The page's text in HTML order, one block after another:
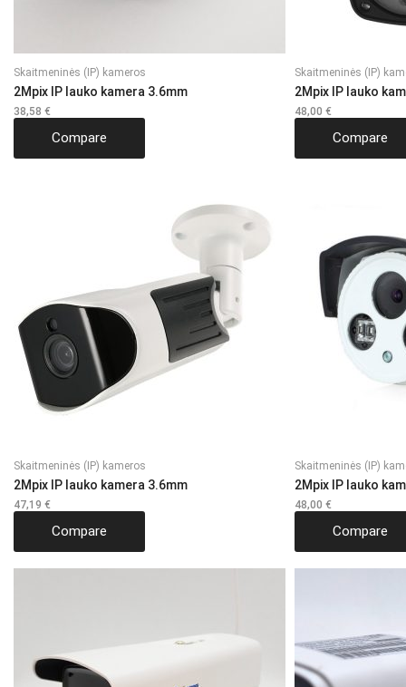
Skaitmeninės (IP) kameros
2Mpix IP lauko kamera 3.6mm
38,58 €
Compare
Skaitmeninės (IP)
2Mpix IP lauko
48,00 €
Compare
Skaitmeninės (IP) kameros
2Mpix IP lauko kamera 3.6mm
47,19 €
Compare
Skaitmeninės (IP)
2Mpix IP lauko
48,00 €
Compare